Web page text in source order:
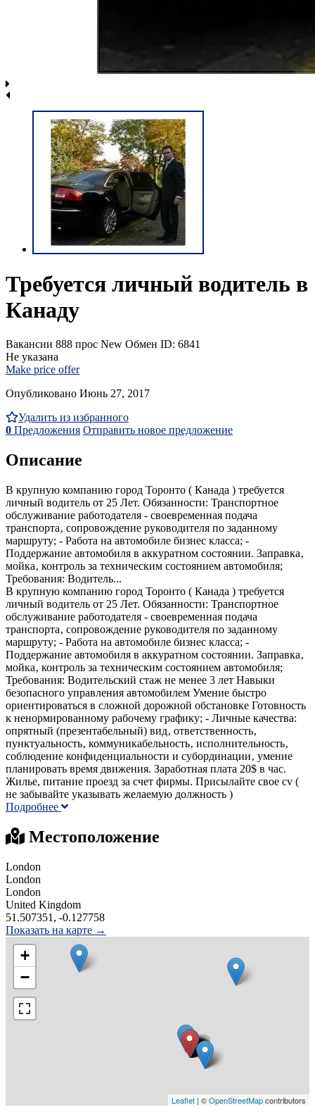
Требуется личный водитель в
Канаду
Вакансии 888 прос New Обмен ID: 6841
Не указана
Make price offer
Опубликовано Июнь 27, 2017
Удалить из избранного
0 Предложения Отправить новое предложение
Описание
В крупную компанию город Торонто ( Канада ) требуется
личный водитель от 25 Лет. Обязанности: Транспортное
обслуживание работодателя - своевременная подача
транспорта‚ сопровождение руководителя по заданному
маршруту; - Работа на автомобиле бизнес класса; -
Поддержание автомобиля в аккуратном состоянии. Заправка‚
мойка‚ контроль за техническим состоянием автомобиля;
Требования: Водитель...
В крупную компанию город Торонто ( Канада ) требуется
личный водитель от 25 Лет. Обязанности: Транспортное
обслуживание работодателя - своевременная подача
транспорта‚ сопровождение руководителя по заданному
маршруту; - Работа на автомобиле бизнес класса; -
Поддержание автомобиля в аккуратном состоянии. Заправка‚
мойка‚ контроль за техническим состоянием автомобиля;
Требования: Водительский стаж не менее 3 лет Навыки
безопасного управления автомобилем Умение быстро
ориентироваться в сложной дорожной обстановке Готовность
к ненормированному рабочему графику; - Личные качества:
опрятный (презентабельный) вид‚ ответственность‚
пунктуальность‚ коммуникабельность‚ исполнительность‚
соблюдение конфиденциальности и субординации‚ умение
планировать время движения. Заработная плата 20$ в час.
Жилье, питание проезд за счет фирмы. Присылайте свое cv (
не забывайте указывать желаемую должность )
Подробнее
Местоположение
London
London
London
United Kingdom
51.507351, -0.127758
Показать на карте →
+
−
Leaflet | ©OpenStreetMapcontributors